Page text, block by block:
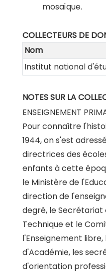
mosaïque.
COLLECTEURS DE
Nom
Institut national
NOTES SUR LA
ENSEIGNEMENT
Pour connaître
1944, on s'est
directrices des
enfants à cette
le Ministère de
direction de
degré, le Secrétariat
Technique et le
l'Enseignement
d'Académie, les
d'orientation